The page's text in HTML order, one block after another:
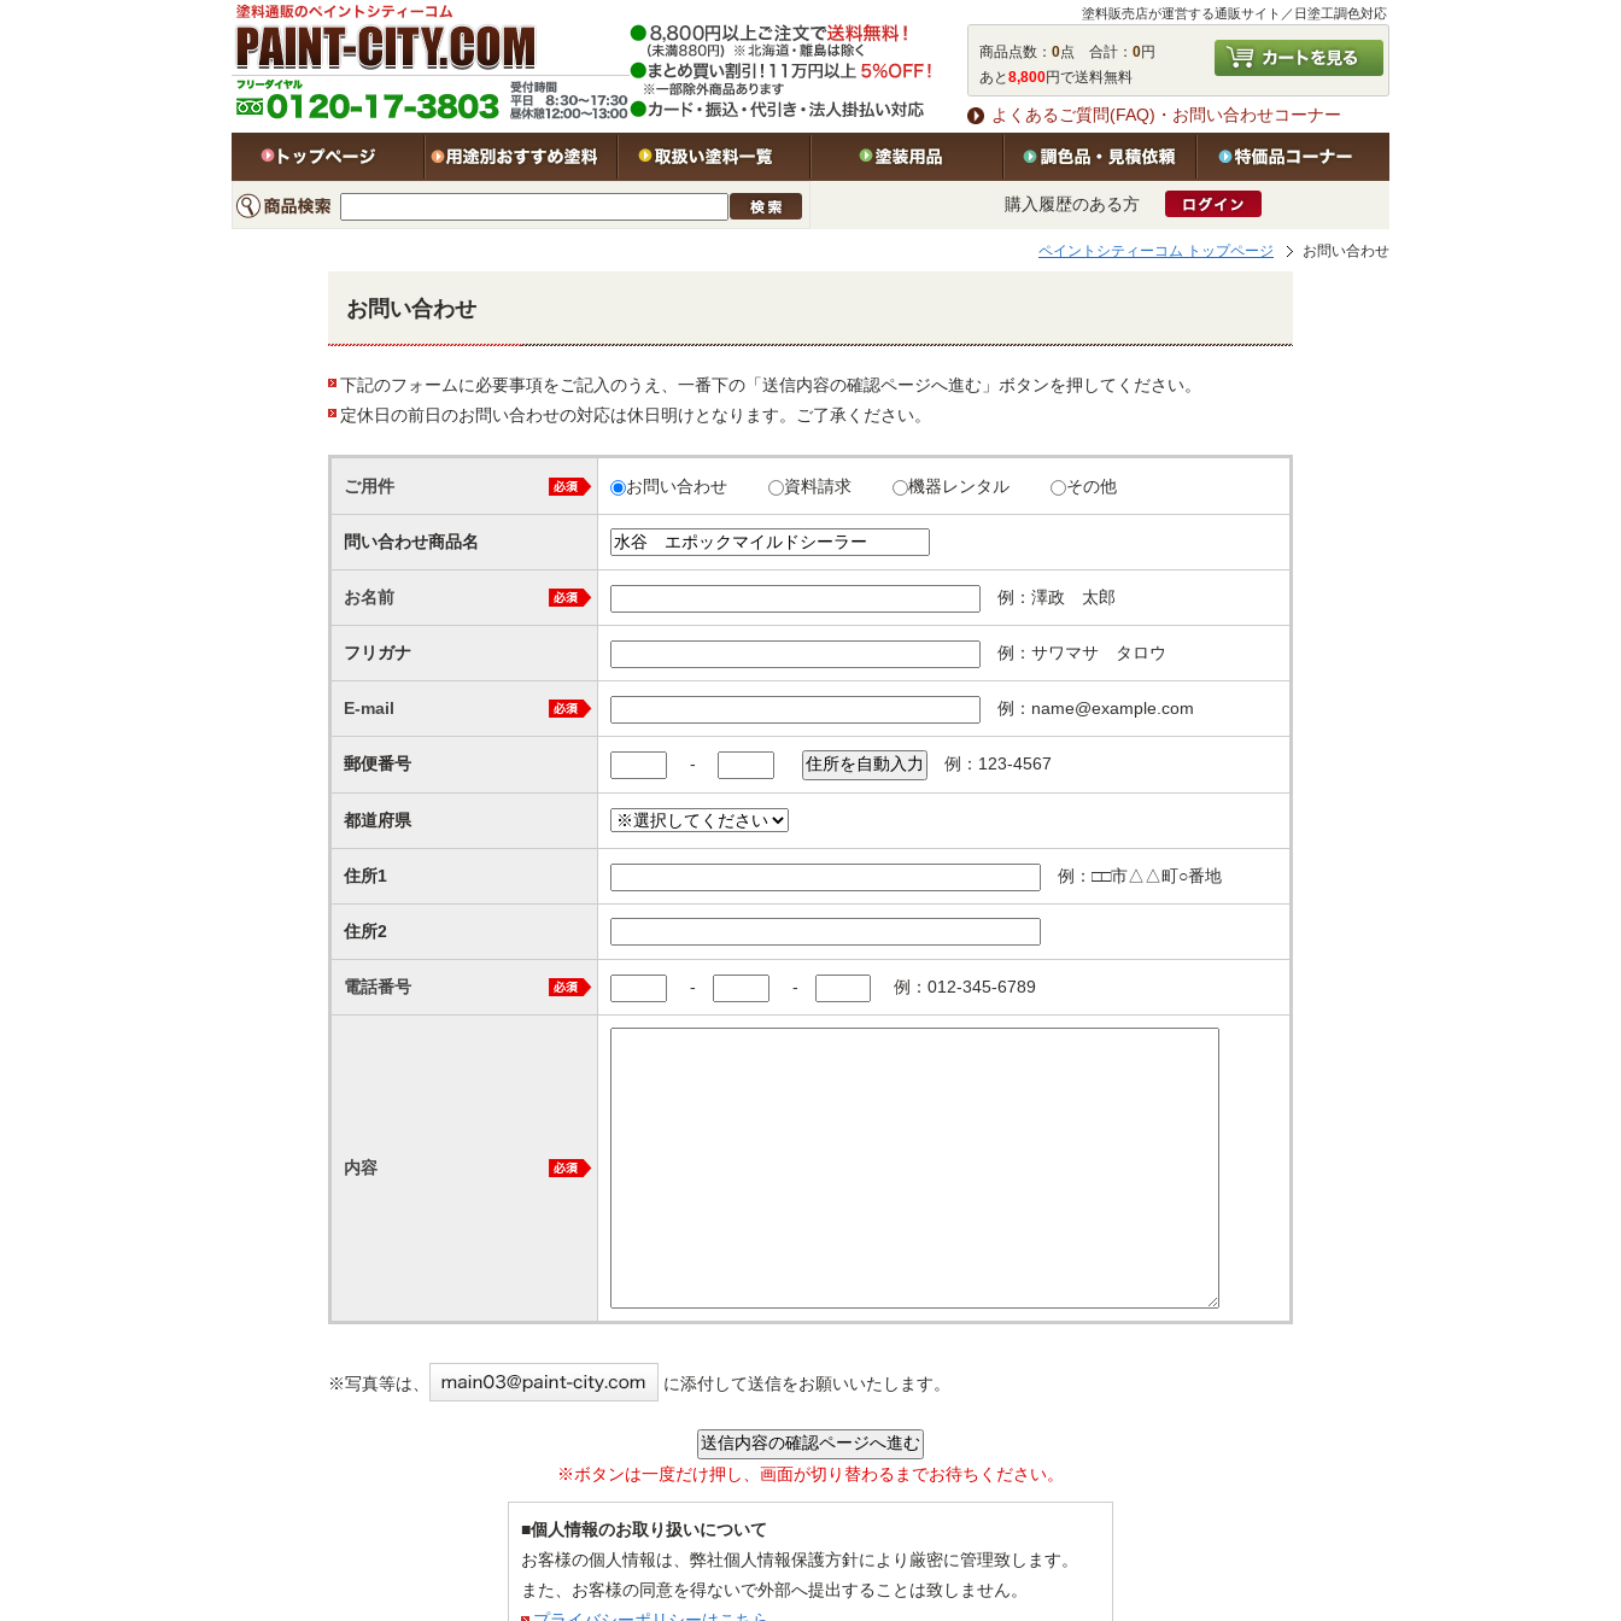
塗料販売店が運営する通販サイト／⽇塗⼯調⾊対応
よくあるご質問(FAQ)・お問い合わせコーナー
商品点数： 0点 合計： 0円
あと 8,800円で送料無料
購入履歴のある方
ペイントシティーコム トップページ お問い合わせ
お問い合わせ
下記のフォームに必要事項をご記入のうえ、一番下の「送信内容の確認ページへ進む」ボタンを押してください。
定休日の前日のお問い合わせの対応は休日明けとなります。ご了承ください。
ご用件 お問い合わせ 資料請求 機器レンタル その他
問い合わせ商品名
お名前 例：澤政 太郎
フリガナ 例：サワマサ タロウ
E-mail 例：name@example.com
郵便番号 - 例：123-4567
都道府県
住所1 例：□□市△△町○番地
住所2
電話番号 - - 例：012-345-6789
内容
※写真等は、 に添付して送信をお願いいたします。
※ボタンは一度だけ押し、画面が切り替わるまでお待ちください。
■個人情報のお取り扱いについて
お客様の個人情報は、弊社個人情報保護方針により厳密に管理致します。
また、お客様の同意を得ないで外部へ提出することは致しません。